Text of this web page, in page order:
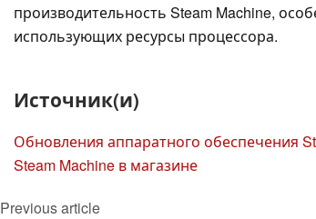
производительность Steam Machine,
использующих ресурсы процессора.
Источник(и)
Обновления аппаратного обеспечения
Steam Machine в магазине
Previous article